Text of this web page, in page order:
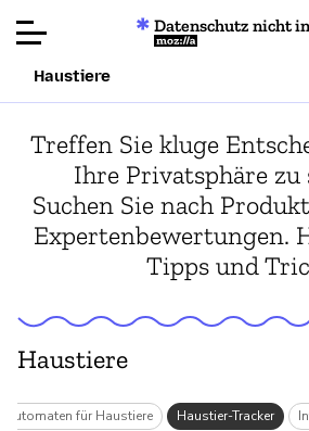
Artikel
Über
Spenden
Datenschutz nicht
Mozilla
Haustiere
Treffen Sie kluge
Ihre Privatsphäre zu
Suchen Sie nach
Expertenbewertungen.
Tipps und
Haustiere
für Haustiere Haustier-Tracker